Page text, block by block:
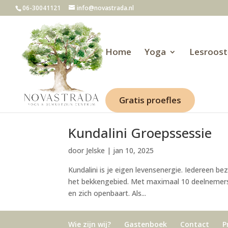
06-30041121 info@novastrada.nl
Home Yoga
Gratis proefles
Kundalini Groepssessie
door Jelske | jan 10, 2025
Kundalini is je eigen levensenergie. Iedereen
het bekkengebied. Met maximaal 10
en zich openbaart. Als...
Wie zijn wij? Gastenboek Contact